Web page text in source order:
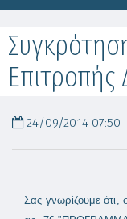
Επιτροπής
24/09/2014 07:50
Σας γνωρίζουμε ότι,